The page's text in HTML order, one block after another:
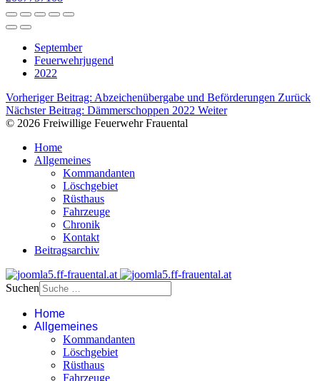
September
Feuerwehrjugend
2022
Vorheriger Beitrag: Abzeichenübergabe und Beförderungen Zurück
Nächster Beitrag: Dämmerschoppen 2022 Weiter
© 2026 Freiwillige Feuerwehr Frauental
Home
Allgemeines
Kommandanten
Löschgebiet
Rüsthaus
Fahrzeuge
Chronik
Kontakt
Beitragsarchiv
Suchen
Home
Allgemeines
Kommandanten
Löschgebiet
Rüsthaus
Fahrzeuge